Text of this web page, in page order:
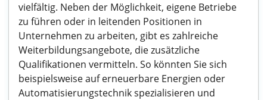
vielfältig. Neben der Möglichkeit, eigene Betriebe
zu führen oder in leitenden Positionen in
Unternehmen zu arbeiten, gibt es zahlreiche
Weiterbildungsangebote, die zusätzliche
Qualifikationen vermitteln. So könnten Sie sich
beispielsweise auf erneuerbare Energien oder
Automatisierungstechnik spezialisieren und